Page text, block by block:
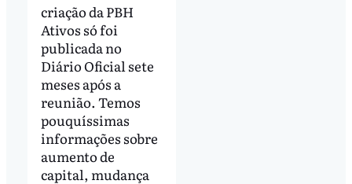
criação da PBH
Ativos só foi
publicada no
Diário Oficial sete
meses após a
reunião. Temos
pouquíssimas
informações sobre
aumento de
capital, mudança